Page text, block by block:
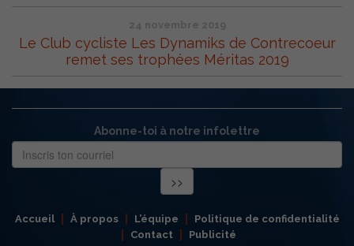
24 novembre 2019
Le Club cycliste Les Dynamiks de Contrecoeur
remet ses trophées Méritas 2019
Abonne-toi à notre infolettre
Accueil À propos L’équipe
Politique de confidentialité
Contact
Publicité